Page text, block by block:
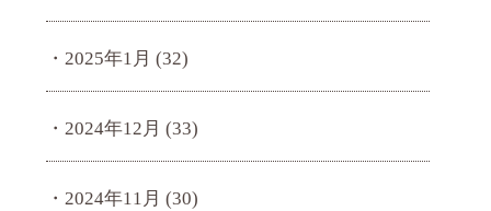
2025年1月 (32)
2024年12月 (33)
2024年11月 (30)